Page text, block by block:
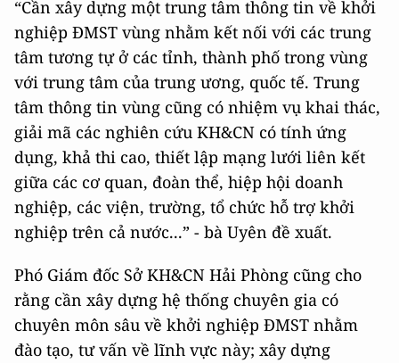
“Cần xây dựng một trung tâm thông tin về khởi
nghiệp ĐMST vùng nhằm kết nối với các trung
tâm tương tự ở các tỉnh, thành phố trong vùng
với trung tâm của trung ương, quốc tế. Trung
tâm thông tin vùng cũng có nhiệm vụ khai thác,
giải mã các nghiên cứu KH&CN có tính ứng
dụng, khả thi cao, thiết lập mạng lưới liên kết
giữa các cơ quan, đoàn thể, hiệp hội doanh
nghiệp, các viện, trường, tổ chức hỗ trợ khởi
nghiệp trên cả nước...” - bà Uyên đề xuất.
Phó Giám đốc Sở KH&CN Hải Phòng cũng cho
rằng cần xây dựng hệ thống chuyên gia có
chuyên môn sâu về khởi nghiệp ĐMST nhằm
đào tạo, tư vấn về lĩnh vực này; xây dựng